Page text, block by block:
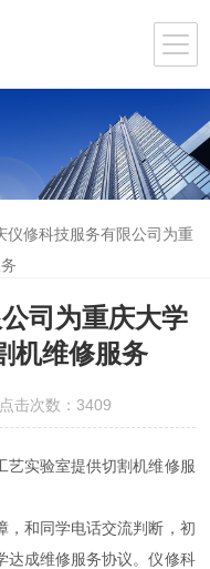
仪修科技服务有限公司为重
司为重庆大学
机维修服务
击次数：3409
艺实验室提供切割机维修服
，和同学电话交流判断，初
达成维修服务协议。仪修科